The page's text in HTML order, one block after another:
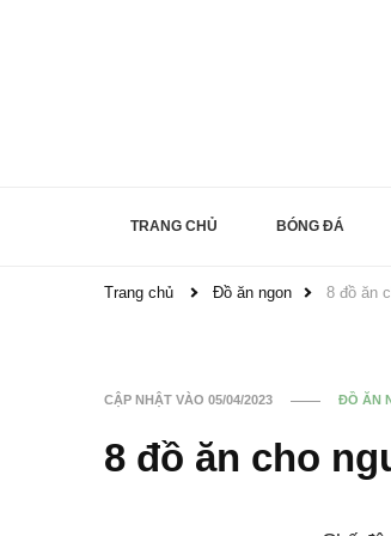
TRANG CHỦ BÓNG ĐÁ
Trang chủ Đồ ăn ngon 8 đồ ăn
CẬP NHẬT VÀO 05/04/2023 ĐỒ ĂN
8 đồ ăn cho